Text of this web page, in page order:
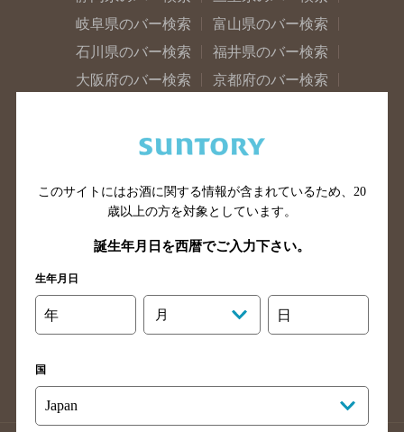
岐阜県のバー検索
富山県のバー検索
石川県のバー検索
福井県のバー検索
大阪府のバー検索
京都府のバー検索
滋賀県のバー検索
和歌山県のバー検索
山口県のバー検索
鳥取県のバー検索
島根県のバー検索
徳島県のバー検索
香川県のバー検索
愛媛県のバー検索
高知県のバー検索
長崎県のバー検索
佐賀県のバー検索
大分県のバー検索
熊本県のバー検索
沖縄県のバー検索
このサイトにはお酒に関する情報が含まれているため、 20
歳以上の方を対象としています。
誕生年月日を西暦でご入力下さい。
生年月日
年 月 日
国